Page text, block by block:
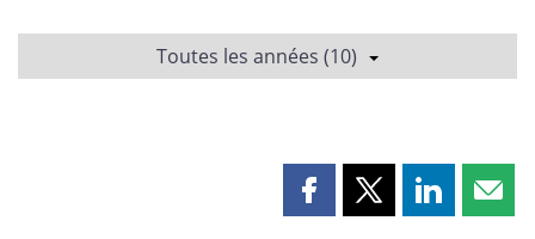
Toutes les années (10)
PartagerPartagerPartager